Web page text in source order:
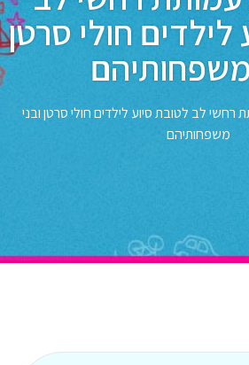
לילדים חולי סרטן
משפחותיהם
רחשי לב לטובת סיוע לילדים חולי סרטן ובני
משפחותיהם